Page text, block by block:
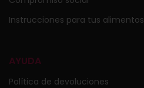
Instrucciones para tus alimentos
AYUDA
Política de devoluciones